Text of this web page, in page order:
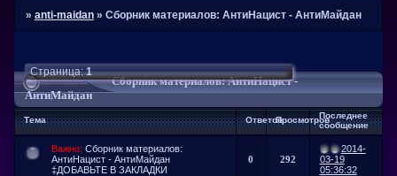
» anti-maidan » Сборник материалов: АнтиНацист - АнтиМайдан
Сборник материалов: АнтиНацист -
АнтиМайдан
Страница:1
Тема ОтветовПросмотровПоследнее
сообщение
Важно: Сборник материалов:
АнтиНацист - АнтиМайдан
‡ДОБАВЬТЕ В ЗАКЛАДКИ
0 292
2014-
03-19
05:36:32